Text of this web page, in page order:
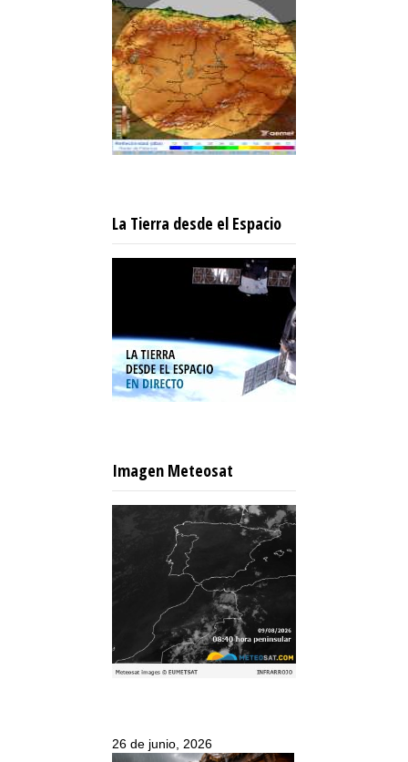
La Tierra desde el Espacio
Imagen Meteosat
26 de junio, 2026